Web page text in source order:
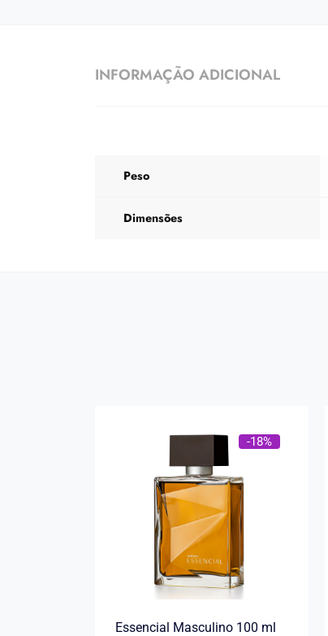
INFORMAÇÃO ADICIONAL
Peso
Dimensões
-18%
Essencial Masculino 100 ml